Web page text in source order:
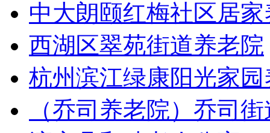
中大朗颐红梅社区居
西湖区翠苑街道养老院
杭州滨江绿康阳光家
（乔司养老院）乔司